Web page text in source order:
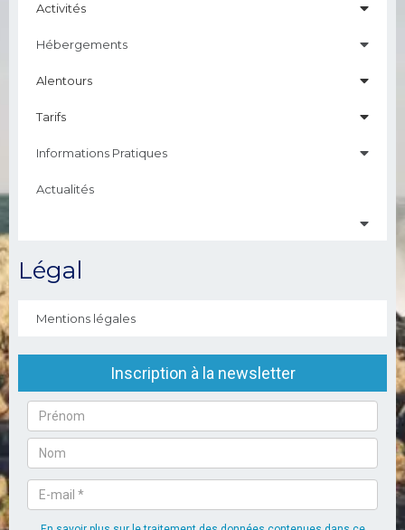
Activités
Hébergements
Alentours
Tarifs
Informations Pratiques
Actualités
Légal
Mentions légales